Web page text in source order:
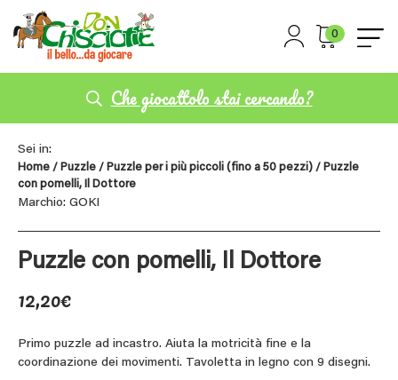
0
Che giocattolo stai cercando?
Sei in:
Home / Puzzle / Puzzle per i più piccoli (fino a 50 pezzi) / Puzzle
con pomelli, Il Dottore
Marchio: GOKI
Puzzle con pomelli, Il Dottore
12,20€
Primo puzzle ad incastro. Aiuta la motricità fine e la
coordinazione dei movimenti. Tavoletta in legno con 9 disegni.